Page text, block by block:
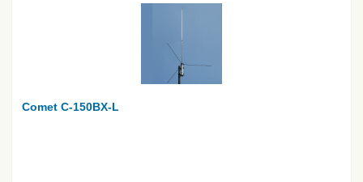
Comet C-150BX-L